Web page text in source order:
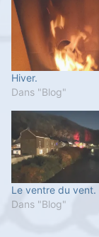
Hiver.
Dans "Blog"
Le ventre du vent.
Dans "Blog"